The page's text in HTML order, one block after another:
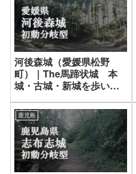
河後森城（愛媛県松野
町）｜The馬蹄状城 本
城・古城・新城を歩いて
鹿児島